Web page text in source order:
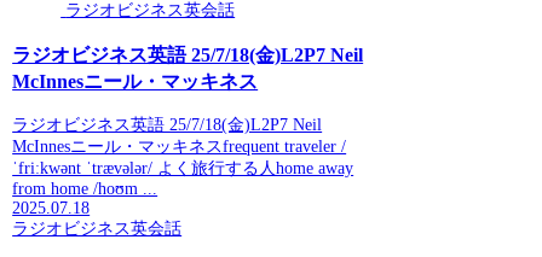
ラジオビジネス英会話
ラジオビジネス英語 25/7/18(金)L2P7 Neil
McInnesニール・マッキネス
ラジオビジネス英語 25/7/18(金)L2P7 Neil
McInnesニール・マッキネスfrequent traveler /
ˈfriːkwənt ˈtrævələr/ よく旅行する人home away
from home /hoʊm ...
2025.07.18
ラジオビジネス英会話